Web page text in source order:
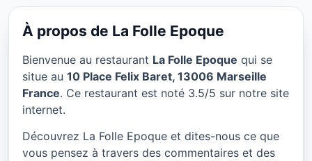
La Folle Epoque à Marseille
★ 3.5/5
À propos de La Folle Epoque
Bienvenue au restaurant La Folle Epoque qui se
situe au 10 Place Felix Baret, 13006 Marseille
France. Ce restaurant est noté 3.5/5 sur notre site
internet.
Découvrez La Folle Epoque et dites-nous ce que
vous pensez à travers des commentaires et des